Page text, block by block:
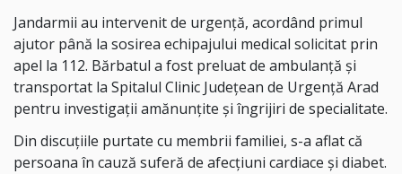
Jandarmii au intervenit de urgență, acordând primul
ajutor până la sosirea echipajului medical solicitat prin
apel la 112. Bărbatul a fost preluat de ambulanță și
transportat la Spitalul Clinic Județean de Urgență Arad
pentru investigații amănunțite și îngrijiri de specialitate.
Din discuțiile purtate cu membrii familiei, s-a aflat că
persoana în cauză suferă de afecțiuni cardiace și diabet.